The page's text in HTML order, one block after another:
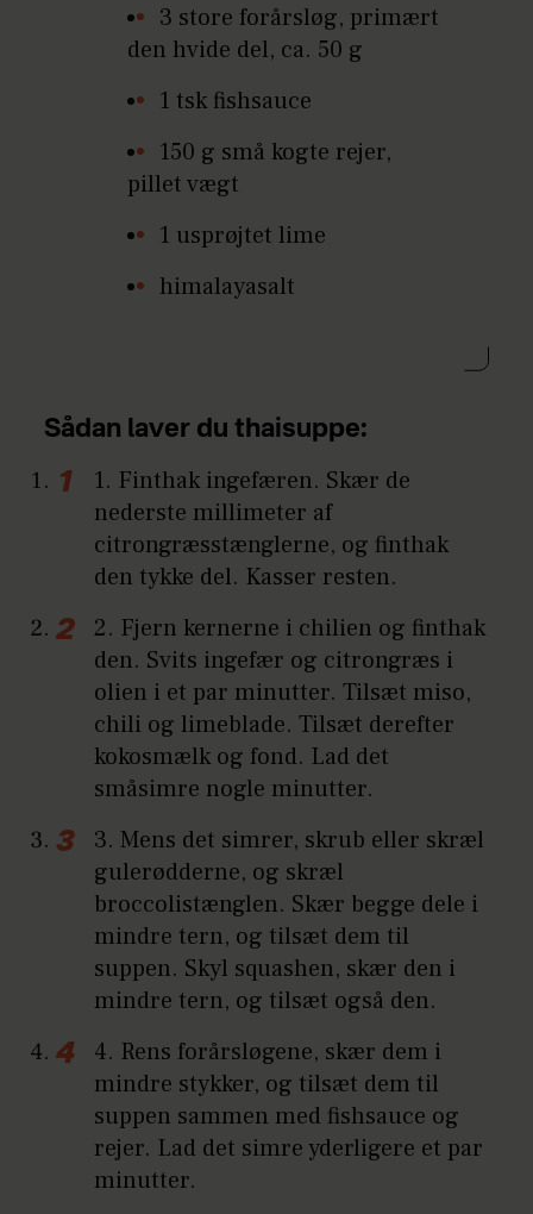
3 store forårsløg, primært
den hvide del, ca. 50 g
1 tsk fishsauce
150 g små kogte rejer,
pillet vægt
1 usprøjtet lime
himalayasalt
Sådan laver du thaisuppe:
1. Finthak ingefæren. Skær de
nederste millimeter af
citrongræsstænglerne, og finthak
den tykke del. Kasser resten.
2. Fjern kernerne i chilien og finthak
den. Svits ingefær og citrongræs i
olien i et par minutter. Tilsæt miso,
chili og limeblade. Tilsæt derefter
kokosmælk og fond. Lad det
småsimre nogle minutter.
3. Mens det simrer, skrub eller skræl
gulerødderne, og skræl
broccolistænglen. Skær begge dele i
mindre tern, og tilsæt dem til
suppen. Skyl squashen, skær den i
mindre tern, og tilsæt også den.
4. Rens forårsløgene, skær dem i
mindre stykker, og tilsæt dem til
suppen sammen med fishsauce og
rejer. Lad det simre yderligere et par
minutter.